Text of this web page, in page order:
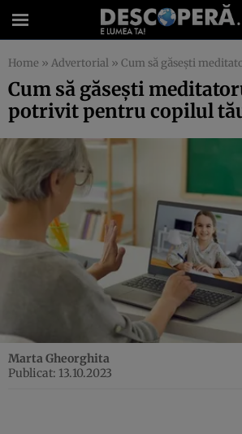
Home » Advertorial » Cum să găsești meditatorul
Cum să găsești
potrivit pentru copilul
Marta Gheorghita
Publicat: 13.10.2023